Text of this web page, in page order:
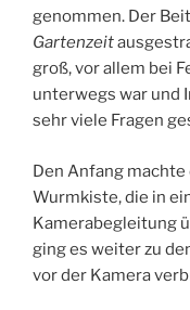
genommen. Der
Gartenzeit
groß, vor allem bei
unterwegs war und
sehr viele Fragen
Den Anfang
Wurmkiste, die in
Kamerabegleitung
ging es weiter zu
vor der Kamera